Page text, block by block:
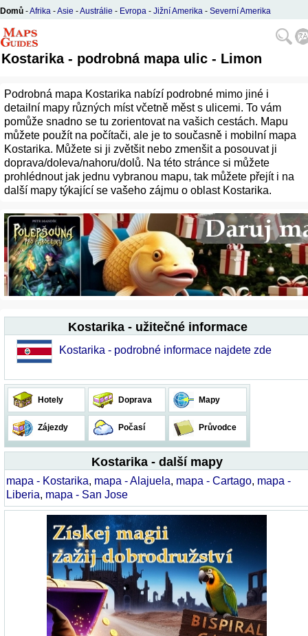
Domů -Afrika -Asie -Austrálie - Evropa - Jižní Amerika - Severní Amerika
Kostarika - podrobná mapa ulic - Limon
Podrobná mapa Kostarika nabízí podrobné mimo jiné i
detailní mapy různých míst včetně měst s ulicemi. To vám
pomůže snadno se tu zorientovat na vašich cestách. Mapu
můžete použít na počítači, ale je to současně i mobilní mapa
Kostarika. Můžete si ji zvětšit nebo zmenšit a posouvat ji
doprava/doleva/nahoru/dolů. Na této stránce si můžete
prohlédnout jak jednu vybranou mapu, tak můžete přejít i na
další mapy týkající se vašeho zájmu o oblast Kostarika.
Kostarika - užitečné informace
Kostarika - podrobné informace najdete zde
Hotely Doprava Mapy
Zájezdy Počasí Průvodce
Kostarika - další mapy
mapa - Kostarika, mapa - Alajuela, mapa - Cartago, mapa -
Liberia, mapa - San Jose